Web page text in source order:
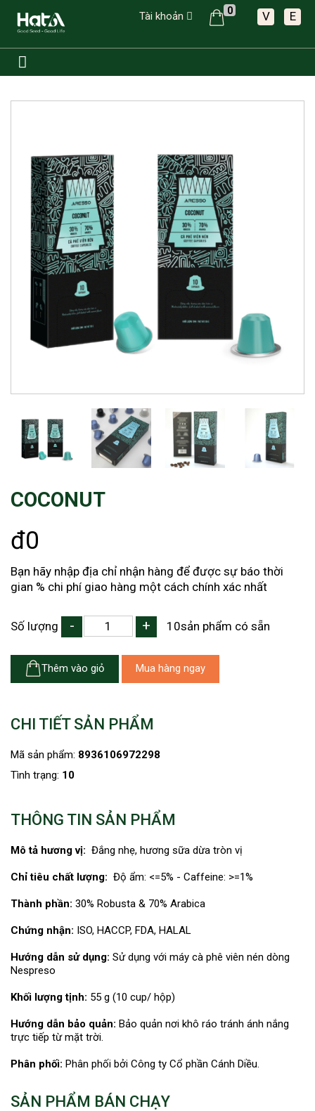
Tài khoản 0 V E
COCONUT
đ0
Bạn hãy nhập địa chỉ nhận hàng để được sự báo thời
gian % chi phí giao hàng một cách chính xác nhất
Số lượng - + 10sản phẩm có sẵn
Thêm vào giỏ Mua hàng ngay
CHI TIẾT SẢN PHẨM
Mã sản phẩm: 8936106972298
Tình trạng: 10
THÔNG TIN SẢN PHẨM
Mô tả hương vị: Đắng nhẹ, hương sữa dừa tròn vị
Chỉ tiêu chất lượng: Độ ẩm: <=5% - Caffeine: >=1%
Thành phần: 30% Robusta & 70% Arabica
Chứng nhận: ISO, HACCP, FDA, HALAL
Hướng dẫn sử dụng: Sử dụng với máy cà phê viên nén dòng
Nespreso
Khối lượng tịnh: 55 g (10 cup/ hộp)
Hướng dẫn bảo quản: Bảo quản nơi khô ráo tránh ánh nắng
trực tiếp từ mặt trời.
Phân phối: Phân phối bởi Công ty Cổ phần Cánh Diều.
SẢN PHẨM BÁN CHẠY